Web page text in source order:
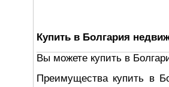
Купить в Болгария
Вы можете купить в
Преимущества купить в